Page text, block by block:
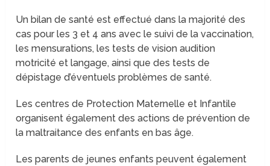
Un bilan de santé est effectué dans la majorité des
cas pour les 3 et 4 ans avec le suivi de la vaccination,
les mensurations, les tests de vision audition
motricité et langage, ainsi que des tests de
dépistage d’éventuels problèmes de santé.
Les centres de Protection Maternelle et Infantile
organisent également des actions de prévention de
la maltraitance des enfants en bas âge.
Les parents de jeunes enfants peuvent également